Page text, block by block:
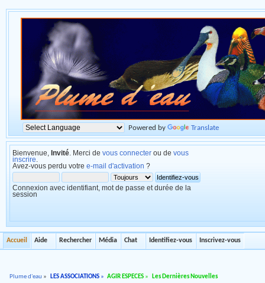
Powered by Translate
Bienvenue, Invité . Merci de vous connecter ou de vous
inscrire
Avez-vous perdu votre e-mail d'activation ?
Connexion avec identifiant, mot de passe et durée de la
session
Accueil Aide Rechercher Média Chat Identifiez-vous Inscrivez-vous
Plume d'eau » LES ASSOCIATIONS» AGIR ESPECES » Les Dernières Nouvelles